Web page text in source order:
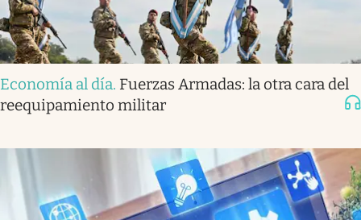
Economía al día. Fuerzas Armadas: la otra cara del
reequipamiento militar